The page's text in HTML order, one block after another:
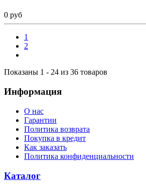
0 руб
1
2
Показаны 1 - 24 из 36 товаров
Информация
О нас
Гарантии
Политика возврата
Покупка в кредит
Как заказать
Политика конфиденциальности
Каталог